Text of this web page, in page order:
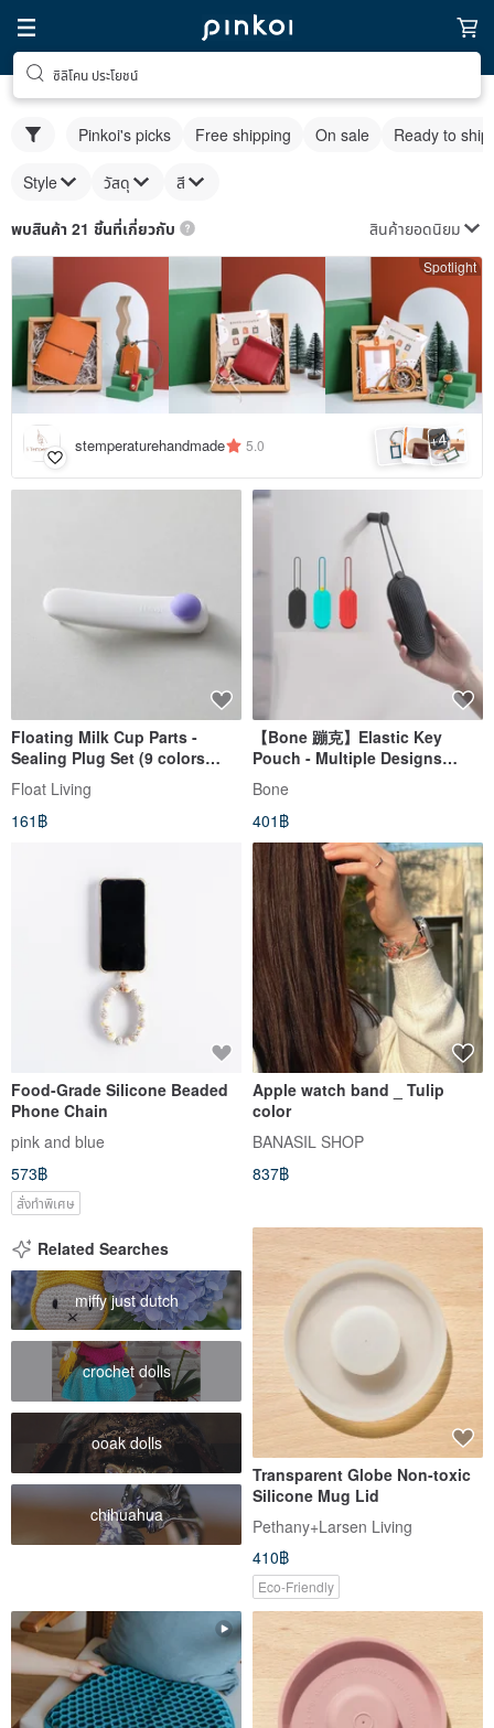
ซิลิโคน ประโยชน์
Pinkoi's picks Free shipping On sale Ready to ship
Style วัสดุ สี
พบสินค้า 21 ชิ้นที่เกี่ยวกับ สินค้ายอดนิยม
Spotlight
stemperaturehandmade 5.0 +4
Floating Milk Cup Parts -
Sealing Plug Set (9 colors
optional)
Float Living
161฿
【Bone 蹦克】Elastic Key
Pouch - Multiple Designs
Available
Bone
401฿
Food-Grade Silicone Beaded
Phone Chain
pink and blue
573฿
สั่งทำพิเศษ
Apple watch band _ Tulip
color
BANASIL SHOP
837฿
Related Searches
miffy just dutch
crochet dolls
ooak dolls
chihuahua
Transparent Globe Non-toxic
Silicone Mug Lid
Pethany+Larsen Living
410฿
Eco-Friendly